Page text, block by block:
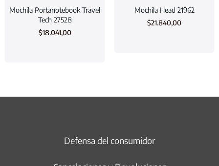
Mochila Portanotebook Travel
Tech 27528
$18.041,00
Mochila Head 21962
$21.840,00
Defensa del consumidor